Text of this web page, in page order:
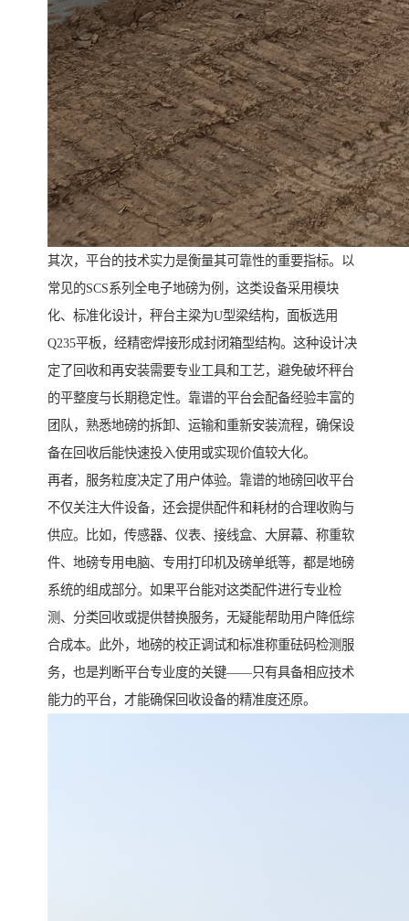
其次，平台的技术实力是衡量其可靠性的重要指标。以
常见的SCS系列全电子地磅为例，这类设备采用模块
化、标准化设计，秤台主梁为U型梁结构，面板选用
Q235平板，经精密焊接形成封闭箱型结构。这种设计决
定了回收和再安装需要专业工具和工艺，避免破坏秤台
的平整度与长期稳定性。靠谱的平台会配备经验丰富的
团队，熟悉地磅的拆卸、运输和重新安装流程，确保设
备在回收后能快速投入使用或实现价值较大化。
再者，服务粒度决定了用户体验。靠谱的地磅回收平台
不仅关注大件设备，还会提供配件和耗材的合理收购与
供应。比如，传感器、仪表、接线盒、大屏幕、称重软
件、地磅专用电脑、专用打印机及磅单纸等，都是地磅
系统的组成部分。如果平台能对这类配件进行专业检
测、分类回收或提供替换服务，无疑能帮助用户降低综
合成本。此外，地磅的校正调试和标准称重砝码检测服
务，也是判断平台专业度的关键——只有具备相应技术
能力的平台，才能确保回收设备的精准度还原。